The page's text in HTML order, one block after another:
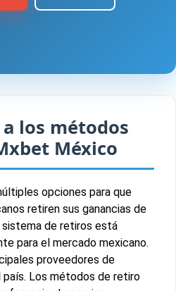
los métodos
México
opciones para que
retiren sus ganancias de
sistema de retiros está
para el mercado mexicano.
proveedores de
Los métodos de retiro